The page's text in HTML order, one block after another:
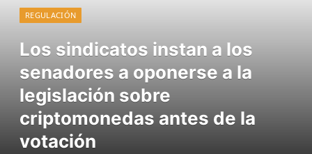
REGULACIÓN
Los sindicatos instan a los
senadores a oponerse a la
legislación sobre
criptomonedas antes de la
votación